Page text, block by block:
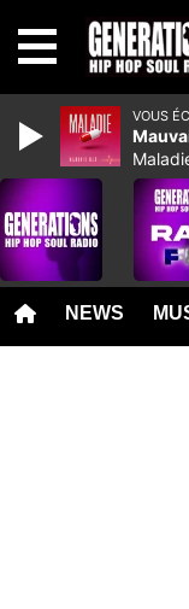
NEWS
VOUS